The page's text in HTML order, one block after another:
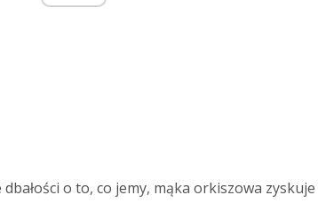
o to, co jemy, mąka orkiszowa